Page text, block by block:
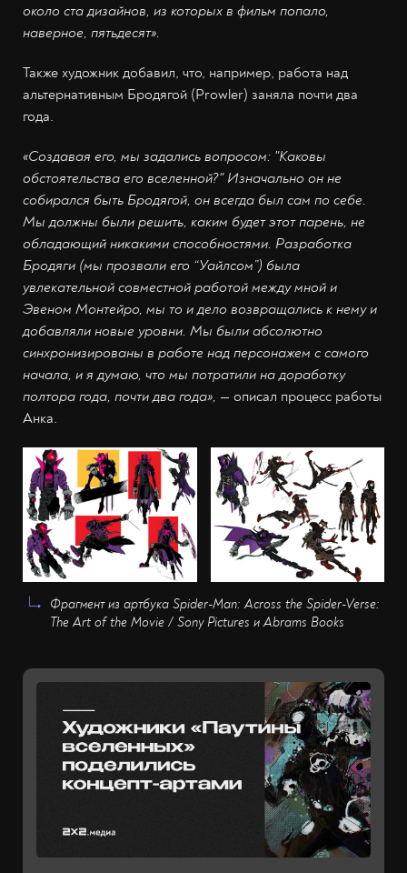
около ста дизайнов, из которых в фильм попало,
наверное, пятьдесят».
Также художник добавил, что, например, работа над
альтернативным Бродягой (Prowler) заняла почти два
года.
«Создавая его, мы задались вопросом: "Каковы
обстоятельства его вселенной?" Изначально он не
собирался быть Бродягой, он всегда был сам по себе.
Мы должны были решить, каким будет этот парень, не
обладающий никакими способностями. Разработка
Бродяги (мы прозвали его “Уайлсом”) была
увлекательной совместной работой между мной и
Эвеном Монтейро, мы то и дело возвращались к нему и
добавляли новые уровни. Мы были абсолютно
синхронизированы в работе над персонажем с самого
начала, и я думаю, что мы потратили на доработку
полтора года, почти два года», — описал процесс работы
Анка.
Фрагмент из артбука Spider-Man: Across the Spider-Verse:
The Art of the Movie / Sony Pictures и Abrams Books